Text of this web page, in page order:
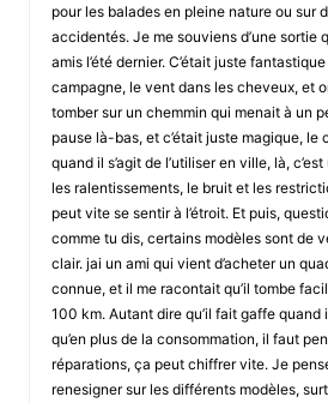
pour les balades en pleine nature ou sur
accidentés. Je me souviens d’une sortie
amis l’été dernier. C’était juste
campagne, le vent dans les cheveux, et
tomber sur un chemmin qui menait à un
pause là-bas, et c’était juste magique, le
quand il s’agit de l’utiliser en ville, là,
les ralentissements, le bruit et les
peut vite se sentir à l’étroit. Et puis,
comme tu dis, certains modèles sont de
clair. jai un ami qui vient d’acheter un
connue, et il me racontait qu’il tombe
100 km. Autant dire qu’il fait gaffe
qu’en plus de la consommation, il faut
réparations, ça peut chiffrer vite. Je
renesigner sur les différents modèles,